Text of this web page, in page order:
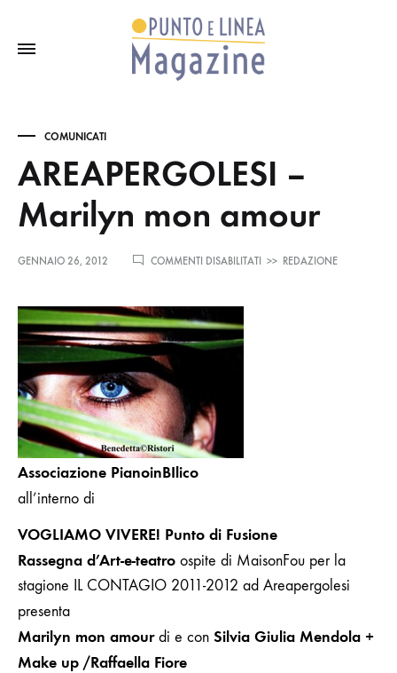
COMUNICATI
AREAPERGOLESI –
Marilyn mon amour
GENNAIO 26, 2012 COMMENTI DISABILITATI
SU
>> REDAZIONE
Associazione PianoinBIlico
all’interno di
VOGLIAMO VIVERE! Punto di Fusione
Rassegna d’Art-e-teatro ospite di MaisonFou per la
stagione IL CONTAGIO 2011-2012 ad Areapergolesi
presenta
Marilyn mon amourdi e con Silvia Giulia Mendola +
Make up /Raffaella Fiore